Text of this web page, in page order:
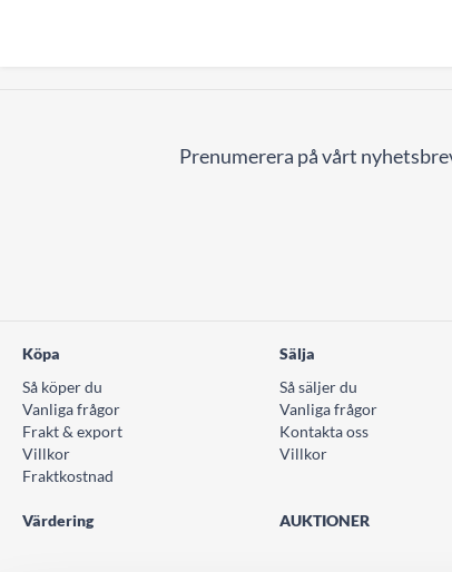
Prenumerera på vårt
Köpa
Så köper du
Vanliga frågor
Frakt & export
Villkor
Fraktkostnad
Sälja
Så säljer du
Vanliga frågor
Kontakta oss
Villkor
Värdering AUKTIONER